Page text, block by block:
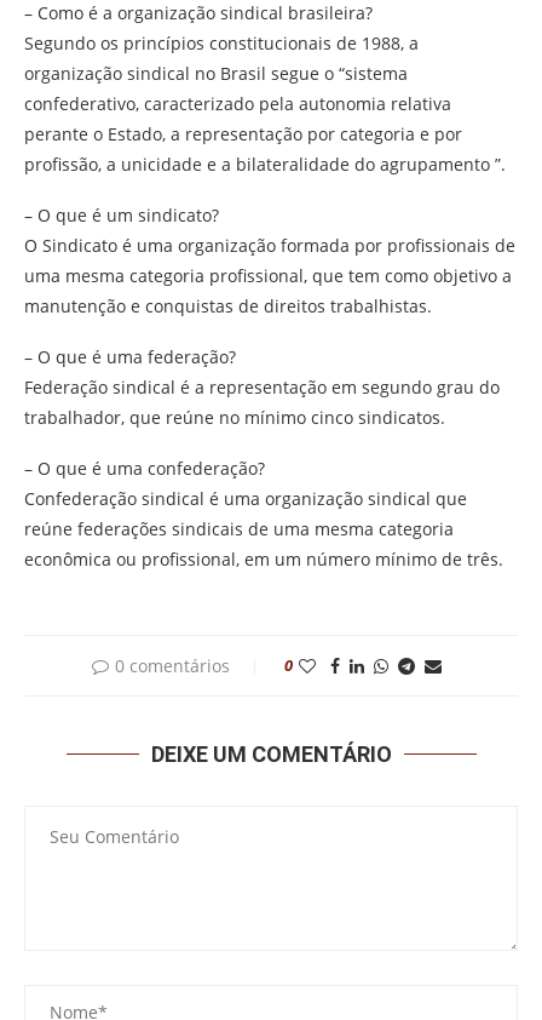
– Como é a organização sindical brasileira?
Segundo os princípios constitucionais de 1988, a
organização sindical no Brasil segue o “sistema
confederativo, caracterizado pela autonomia relativa
perante o Estado, a representação por categoria e por
profissão, a unicidade e a bilateralidade do agrupamento ”.
– O que é um sindicato?
O Sindicato é uma organização formada por profissionais de
uma mesma categoria profissional, que tem como objetivo a
manutenção e conquistas de direitos trabalhistas.
– O que é uma federação?
Federação sindical é a representação em segundo grau do
trabalhador, que reúne no mínimo cinco sindicatos.
– O que é uma confederação?
Confederação sindical é uma organização sindical que
reúne federações sindicais de uma mesma categoria
econômica ou profissional, em um número mínimo de três.
0 comentários 0
DEIXE UM COMENTÁRIO